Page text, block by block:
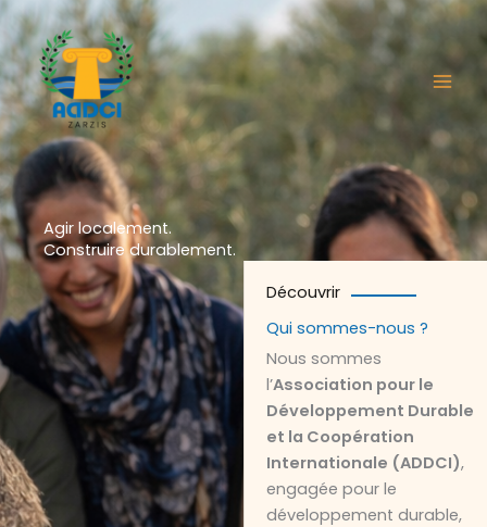
Aller
au
contenu
Agir localement.
Construire durablement.
Découvrir
Qui sommes-nous ?
Nous sommes
l’Association pour le
Développement Durable
et la Coopération
Internationale (ADDCI),
engagée pour le
développement durable,